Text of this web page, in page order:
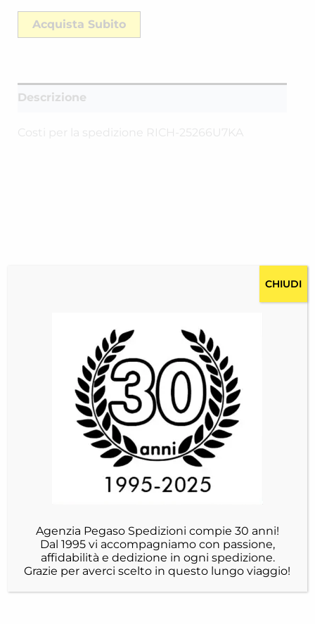
Acquista Subito
Descrizione
Costi per la spedizione RICH-25266U7KA
Agenzia Pegaso Spedizioni compie 30 anni!
Dal 1995 vi accompagniamo con passione,
affidabilità e dedizione in ogni spedizione.
Grazie per averci scelto in questo lungo viaggio!
CHIUDI